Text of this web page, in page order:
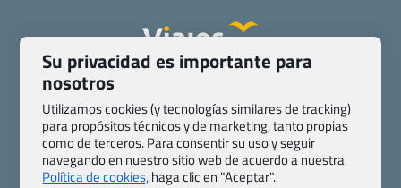
Pasaporte, Visado, Salud y otras disposiciones específicas
Blog de Viajes.com
Registro de agencias
Preguntas frecuentes
Condiciones generales
Política de privacidad y cookies
Transparencia
Su privacidad es importante para
nosotros
Utilizamos cookies (y tecnologías similares de tracking)
para propósitos técnicos y de marketing, tanto propias
como de terceros. Para consentir su uso y seguir
navegando en nuestro sitio web de acuerdo a nuestra
Política de cookies,haga clic en "Aceptar".